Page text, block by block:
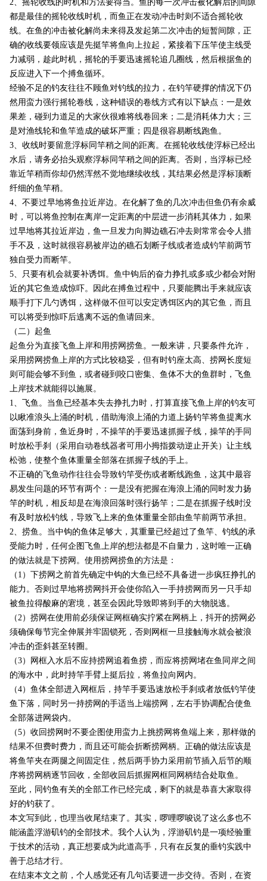
2、摇轮收线的时机和方法要得当。鱼的每一次冲击被化解后的间隙
都是最佳的摇轮收线时机，而鱼正在发动冲击时则不适合摇轮收
线。在鱼的冲击被化解尚未来得及发起第二次冲击的短暂间隙，正
确的收线要领应该是先挺竿将鱼向上拉起，紧接着下压竿使主线受
力减弱，趁此时机，摇轮的手要迅速摇轮追几圈线，然后根据鱼的
反应进入下一个搏鱼循环。
经验不足的钓友往往不顾鱼对钓线的拉力，在钓竿硬撑的情况下仍
然用蛮力强行摇轮卷线，这种错误的卷线方式有以下缺点：一是效
果差，碰到力道足的大家伙很难将线卷回来；二是消耗体力大；三
是对渔线轮和鱼竿造成的破坏严重；四是很容易断线跑鱼。
3、收线时要留意浮标同竿稍之间的距离。在摇轮收线使浮标已经出
水后，请务必抬头观察浮标同竿稍之间的距离。否则，当浮标已经
靠近竿稍而你却仍然浑然不觉地继续收线，其结果必然是浮标顶断
纤细的鱼竿稍。
4、不要过早地将鱼拉近岸边。在化解了鱼的几次冲击但鱼仍有余威
时，可以将鱼控制在离岸一定距离的中层进一步消耗其体力，如果
过早地将其拉近岸边，鱼一旦发力向脚边礁石冲去则常常会令人措
手不及，这时就很容易被岸边的礁石划断子线或者造成钓竿前两节
独自受力而断竿。
5、只要有机会就要补诱饵。鱼中钩后的奋力挣扎或多或少都会对附
近的其它鱼造成惊吓。因此在搏鱼过程中，只要能腾出手来就应该
顺手打下几勺诱饵，这样做不但可以安定诱饵区内的其它鱼，而且
可以将受到惊吓后逃离不远的鱼请回来。
（二）起鱼
起鱼分为直接飞鱼上岸和用捞网捞鱼。一般来讲，只要条件允许，
采用捞网捞鱼上岸的方式比较稳妥，但有时钓座太高、捞网长度短
则可能会够不到鱼，或者碰到咬口密集、鱼体不大的鱼群时，飞鱼
上岸技术就能得以施展。
1、飞鱼。当鱼已经基本失去挣扎力时，打算直接飞鱼上岸的钓友可
以瞅准浪头上涌的时机，借助海浪上涌的力道上扬钓竿将鱼提离水
面荡到身前，鱼近身时，不操竿的手要迅速抓握子线，操竿的手同
时放松手刹（采用自动卷线器者可用小拇指拨动逆止开关）让主线
松弛，使整个鱼体重量全部落在抓握子线的手上。
不正确的飞鱼动作往往会导致钓竿受伤或者断线跑鱼，这其中最容
易发生问题的环节有两个：一是没有把握在海浪上涌的同时发力扬
竿的时机，相反却是在海浪回落时强行扬竿；二是在抓握子线时没
有及时放松钓线，导致飞上来的鱼体重量全部由鱼竿前两节承担。
2、捞鱼。当中钩的鱼体足够大，其重量已经超过了鱼竿、钓线的承
受能力时，任何企图飞鱼上岸的想法都是不自量力，这时唯一正确
的做法就是下捞网。使用捞网捞鱼的方法是：
（ 1 ）下捞网之前首先确定中钩的大鱼已经不具备进一步疯狂挣扎的
能力。否则过早地将捞网抖开会使你陷入一手持捞网而另一只手却
被鱼拉得酸麻的宭境，甚至会因此导致即将到手的大物脱逃。
（2）捞网在使用前必须保证网框确实拧紧在网柄上，抖开的捞网必
须确保每节完全伸展并牢固锁死，否则网框一旦接触海水就会被浪
冲击的歪斜甚至转圈。
（3）网框入水后不应持捞网追着鱼捞，而应将捞网堵在鱼同岸之间
的海水中，此时持竿手臂上挺后拉，将鱼拉向网内。
（4）鱼体全部进入网框后，持竿手要迅速放松手刹或者放低钓竿使
鱼下落，同时另一持捞网的手适当上端捞网，左右手协调配合使鱼
全部落进网袋内。
（5）收回捞网时不要企图使用蛮力上挑捞网将鱼端上来，那样做的
结果不但费时费力，而且还可能会折断捞网柄。正确的做法应该是
将鱼竿夹在两腿之间固定住，然后两手协力采用前节插入后节的顺
序将捞网柄逐节回收，全部收回后抓握网框同网柄结合处取鱼。
至此，同钓鱼有关的全部工作已经完成，剩下的就是恭喜大家取得
好的钓获了。
本文写到此，也理当收尾结束了。其实，啰哩啰唆说了这么多也不
能涵盖浮游矶钓的全部技术。我个人认为，浮游矶钓是一项经验重
于技术的活动，真正想要成为此道高手，只有在反复的垂钓实践中
善于总结才行。
在结束本文之前，个人感觉还有几句话要进一步交待。否则，在资